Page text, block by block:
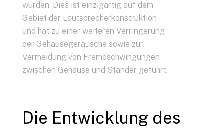
wurden. Dies ist einzigartig auf dem
Gebiet der Lautsprecherkonstruktion
und hat zu einer weiteren Verringerung
der Gehäusegeräusche sowie zur
Vermeidung von Fremdschwingungen
zwischen Gehäuse und Ständer geführt.
Die Entwicklung des